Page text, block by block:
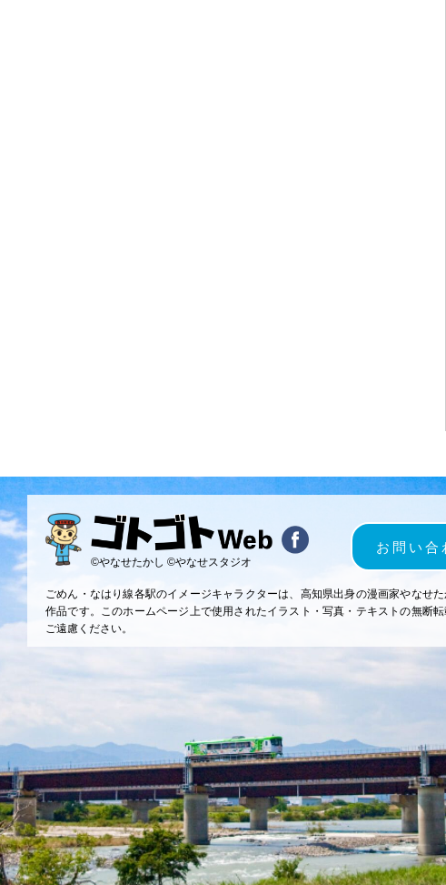
©やなせたかし ©やなせスタジオ
お問い合
ごめん・なはり線各駅のイメージキャラクターは、高知県出身の漫画家やなせ
作品です。このホームページ上で使用されたイラスト・写真・テキストの無断
ご遠慮ください。